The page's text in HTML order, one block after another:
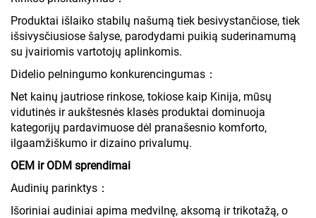
Produktai išlaiko stabilų našumą tiek besivystančiose, tiek
išsivysčiusiose šalyse, parodydami puikią suderinamumą
su įvairiomis vartotojų aplinkomis.
Didelio pelningumo konkurencingumas：
Net kainų jautriose rinkose, tokiose kaip Kinija, mūsų
vidutinės ir aukštesnės klasės produktai dominuoja
kategorijų pardavimuose dėl pranašesnio komforto,
ilgaamžiškumo ir dizaino privalumų.
OEM ir ODM sprendimai
Audinių parinktys：
Išoriniai audiniai apima medvilnę, aksomą ir trikotažą, o